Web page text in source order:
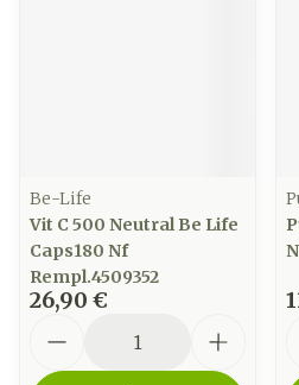
Be-Life
Vit C 500 Neutral Be Life
Caps180 Nf
Rempl.4509352
26,90 €